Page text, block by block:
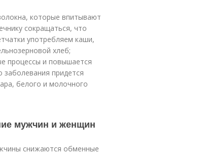
которые впитывают
сокращаться, что
употребляем каши,
хлеб;
процессы и повышается
заболевания придется
белого и молочного
мужчин и женщин
снижаются обменные